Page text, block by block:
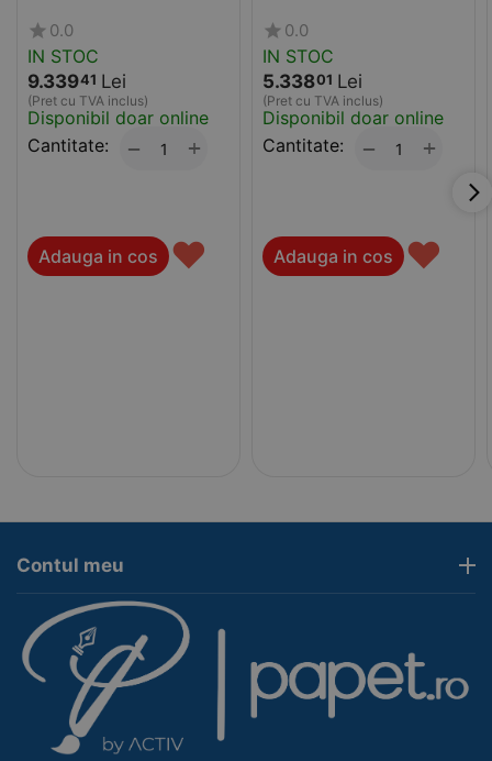
PureView
0.0
IN STOC
9.33941 Lei
(Pret cu TVA inclus)
Disponibil doar online
Cantitate:
+
−
Adauga in cos ♥
0.0
IN STOC
5.33801 Lei
(Pret cu TVA inclus)
Disponibil doar online
Cantitate:
+
−
Adauga in cos ♥
Contul meu